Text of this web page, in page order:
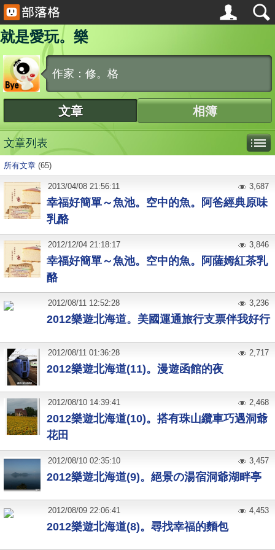
就是愛玩。樂
作家：修。格
文章 相簿
文章列表
所有文章 (65)
幸福好簡單～魚池。空中的魚。阿爸經典原味
乳酪
2013/04/08 21:56:11 3,687
幸福好簡單～魚池。空中的魚。阿薩姆紅茶乳
酪
2012/12/04 21:18:17 3,846
2012樂遊北海道。美國運通旅行支票伴我好行
2012/08/11 12:52:28 3,236
2012樂遊北海道(11)。漫遊函館的夜
2012/08/11 01:36:28 2,717
2012樂遊北海道(10)。搭有珠山纜車巧遇洞爺
花田
2012/08/10 14:39:41 2,468
2012樂遊北海道(9)。絕景の湯宿洞爺湖畔亭
2012/08/10 02:35:10 3,457
2012樂遊北海道(8)。尋找幸福的麵包
2012/08/09 22:06:41 4,453